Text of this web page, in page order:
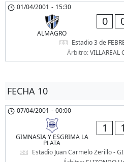
01/04/2001 - 15:30
ALMAGRO
0
Estadio 3 de
Árbitro:VILLAREAL
FECHA 10
07/04/2001 - 00:00
GIMNASIA Y ESGRIMA LA
PLATA
1 1
Estadio Juan Carmelo Zerillo -